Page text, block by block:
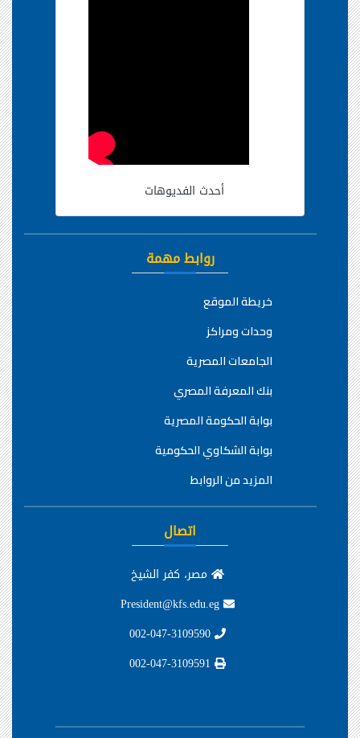
أحدث الفديوهات
روابط مهمة
خريطة الموقع
وحدات ومراكز
الجامعات المصرية
بنك المعرفة المصري
بوابة الحكومة المصرية
بوابة الشكاوي الحكومية
المزيد من الروابط
اتصال
مصر، كفر الشيخ